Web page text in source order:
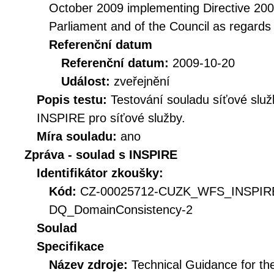
October 2009 implementing Directive
Parliament and of the Council as
Referenční datum
Referenční datum: 2009-10-20
Událost: zveřejnění
Popis testu: Testování souladu síťové
INSPIRE pro síťové služby.
Míra souladu: ano
Zpráva - soulad s INSPIRE
Identifikátor zkoušky:
Kód: CZ-00025712-
DQ_DomainConsistency-2
Soulad
Specifikace
Název zdroje: Technical Guidance for